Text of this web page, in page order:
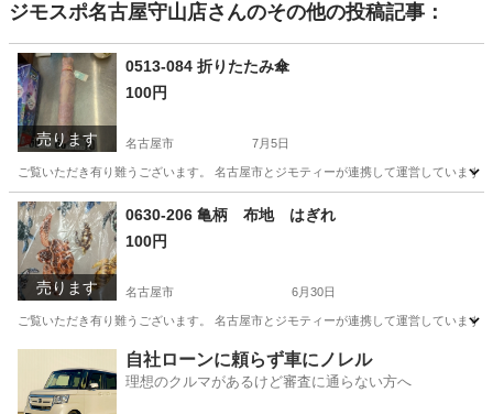
ジモスポ名古屋守山店さんのその他の投稿記事：
売ります
0513-084 折りたたみ傘
100円
名古屋市 7月5日
ご覧いただき有り難うございます。 名古屋市とジモティーが連携して運営してい
愛知 名古屋市 リユース
売ります
0630-206 亀柄 布地 はぎれ
100円
名古屋市 6月30日
ご覧いただき有り難うございます。 名古屋市とジモティーが連携して運営してい
ファブリック、カバー リユース
自社ローンに頼らず車にノレル
理想のクルマがあるけど審査に通らない方へ